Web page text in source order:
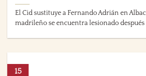
El Cid sustituye a Fernando Adrián en
madrileño se encuentra lesionado después
15